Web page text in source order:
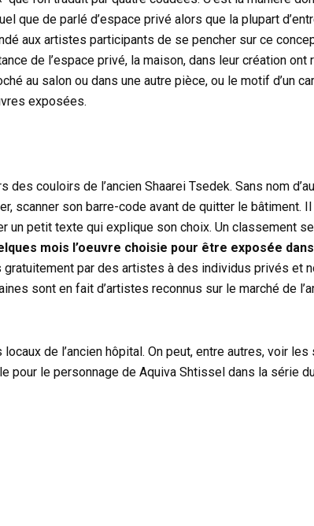
que de parlé d’espace privé alors que la plupart
aux artistes participants de se pencher sur ce
de l’espace privé, la maison, dans leur création ont
au salon ou dans une autre pièce, ou le motif d’un
exposées.
couloirs de l’ancien Shaarei Tsedek. Sans nom
scanner son barre-code avant de quitter le bâtiment.
petit texte qui explique son choix. Un classement
mois l’oeuvre choisie pour être exposée
par des artistes à des individus privés et
sont en fait d’artistes reconnus sur le marché de
de l’ancien hôpital. On peut, entre autres, voir
pour le personnage de Aquiva Shtissel dans la série